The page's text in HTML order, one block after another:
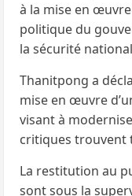
à la mise en
politique du
la sécurité
Thanitpong a
mise en œuvre
visant à
critiques trouvent
La restitution au
sont sous la